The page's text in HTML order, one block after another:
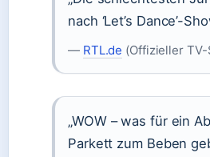
nach ‘Let’s Dance’-
— RTL.de (Offizieller
„WOW – was für ein
Parkett zum Beben